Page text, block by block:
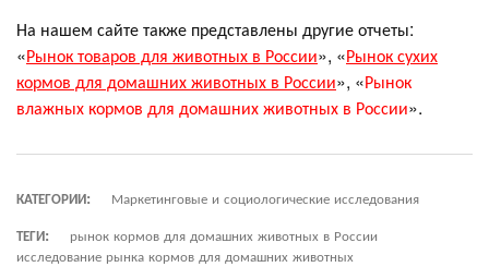
На нашем сайте также представлены другие отчеты:
«Рынок товаров для животных в России», «Рынок сухих
кормов для домашних животных в России», «Рынок
влажных кормов для домашних животных в России».
КАТЕГОРИИ:
Маркетинговые и социологические исследования
ТЕГИ:
рынок кормов для домашних животных в России
исследование рынка кормов для домашних животных